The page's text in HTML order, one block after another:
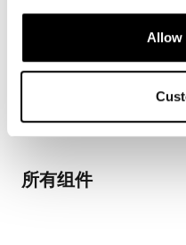
Allow
CE: 立管长度, CC: 座管长度, L: 头管中心
角度, P: 后下叉长度, T: 头管长度, D: 五通
所有组件